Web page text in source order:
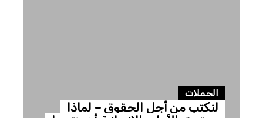
الحملات
لنكتب من أجل الحقوق – لماذا